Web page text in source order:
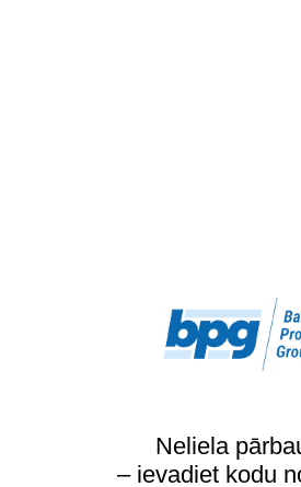
Neliela
– ievadiet kodu